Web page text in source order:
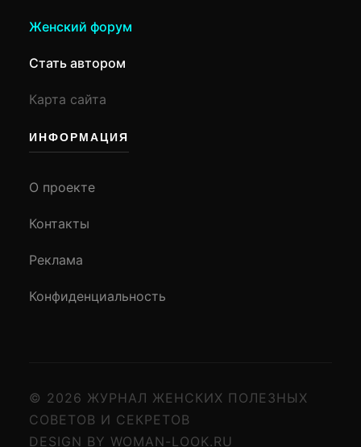
Женский форум
Стать автором
Карта сайта
ИНФОРМАЦИЯ
О проекте
Контакты
Реклама
Конфиденциальность
© 2026 ЖУРНАЛ ЖЕНСКИХ ПОЛЕЗНЫХ
СОВЕТОВ И СЕКРЕТОВ
DESIGN BY WOMAN-LOOK.RU